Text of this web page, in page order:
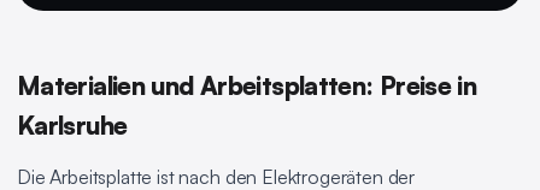
Materialien und Arbeitsplatten: Preise in
Karlsruhe
Die Arbeitsplatte ist nach den Elektrogeräten der